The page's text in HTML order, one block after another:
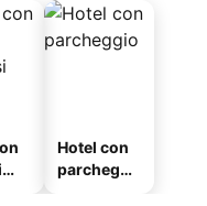
Hotel con
parcheggi